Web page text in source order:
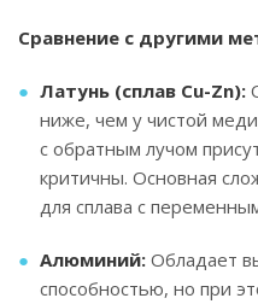
Сравнение с другими
Латунь (сплав Cu-Zn):
ниже, чем у чистой
с обратным лучом
критичны. Основная
для сплава с
Алюминий: Обладает
способностью, но при